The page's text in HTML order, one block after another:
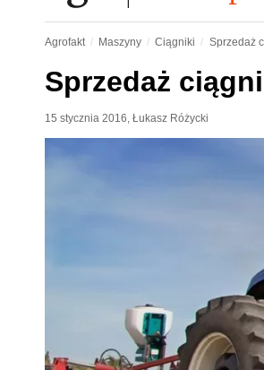
Agrofakt Maszyny Ciągniki Sprzedaż
Sprzedaż
15 stycznia 2016, Łukasz Różycki